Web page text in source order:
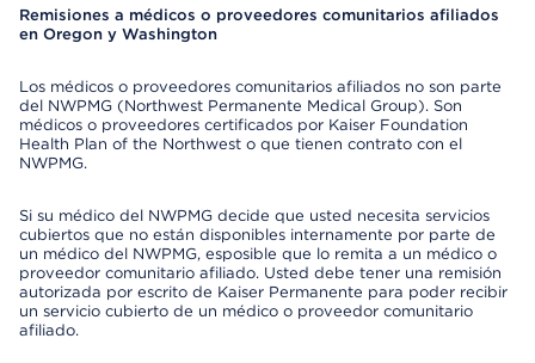
Remisiones a médicos o proveedores comunitarios afiliados
en Oregon y Washington
Los médicos o proveedores comunitarios afiliados no son parte
del NWPMG (Northwest Permanente Medical Group). Son
médicos o proveedores certificados por Kaiser Foundation
Health Plan of the Northwest o que tienen contrato con el
NWPMG.
Si su médico del NWPMG decide que usted necesita servicios
cubiertos que no están disponibles internamente por parte de
un médico del NWPMG, esposible que lo remita a un médico o
proveedor comunitario afiliado. Usted debe tener una remisión
autorizada por escrito de Kaiser Permanente para poder recibir
un servicio cubierto de un médico o proveedor comunitario
afiliado.